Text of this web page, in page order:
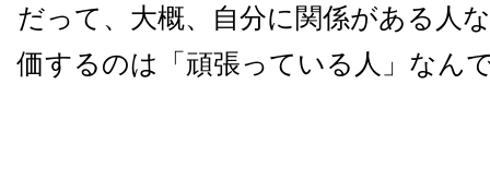
だって、大概、自分に関係がある人
価するのは「頑張っている人」なん